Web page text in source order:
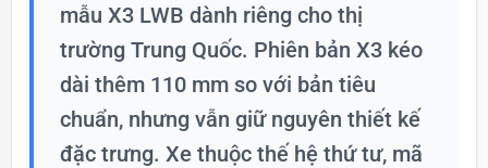
mẫu X3 LWB dành riêng cho thị
trường Trung Quốc. Phiên bản X3 kéo
dài thêm 110 mm so với bản tiêu
chuẩn, nhưng vẫn giữ nguyên thiết kế
đặc trưng. Xe thuộc thế hệ thứ tư, mã